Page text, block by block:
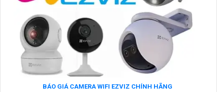
BÁO GIÁ CAMERA WIFI EZVIZ CHÍNH HÃNG